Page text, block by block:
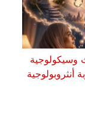
وسيكولوجية
أنثروبولوجية